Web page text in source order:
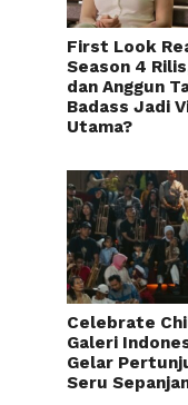
First Look
Season 4
dan Anggun
Badass Jadi
Utama?
Celebrate
Galeri
Gelar
Seru